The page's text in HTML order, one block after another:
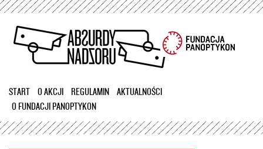
Przejdź
treści
START O AKCJI REGULAMIN
AKTUALNOŚCI
O FUNDACJI PANOPTYKON